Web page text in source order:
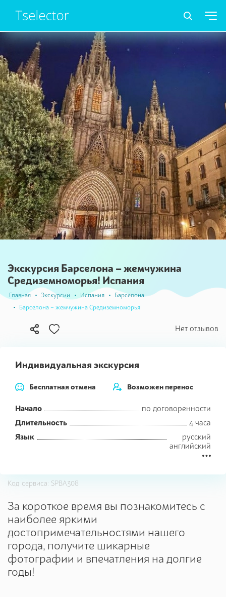
Экскурсия Барселона – жемчужина
Средиземноморья! Испания
Главная Экскурсии Испания
Барселона
Барселона – жемчужина Средиземноморья!
Нет отзывов
Индивидуальная экскурсия
Бесплатная отмена Возможен перенос
Начало
по договоренности
Длительность
4 часа
Язык
русский
английский
Код сервиса: SPBA308
За короткое время вы познакомитесь с
наиболее яркими
достопримечательностями нашего
города, получите шикарные
фотографии и впечатления на долгие
годы!